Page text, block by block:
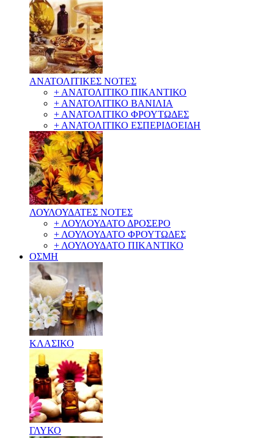
ΑΝΑΤΟΛΙΤΙΚΕΣ ΝΟΤΕΣ
+ ΑΝΑΤΟΛΙΤΙΚΟ ΠΙΚΑΝΤΙΚΟ
+ ΑΝΑΤΟΛΙΤΙΚΟ ΒΑΝΙΛΙΑ
+ ΑΝΑΤΟΛΙΤΙΚΟ ΦΡΟΥΤΩΔΕΣ
+ ΑΝΑΤΟΛΙΤΙΚΟ ΕΣΠΕΡΙΔΟΕΙΔΗ
ΛΟΥΛΟΥΔΑΤΕΣ ΝΟΤΕΣ
+ ΛΟΥΛΟΥΔΑΤΟ ΔΡΟΣΕΡΟ
+ ΛΟΥΛΟΥΔΑΤΟ ΦΡΟΥΤΩΔΕΣ
+ ΛΟΥΛΟΥΔΑΤΟ ΠΙΚΑΝΤΙΚΟ
ΟΣΜΗ
ΚΛΑΣΙΚΟ
ΓΛΥΚΟ